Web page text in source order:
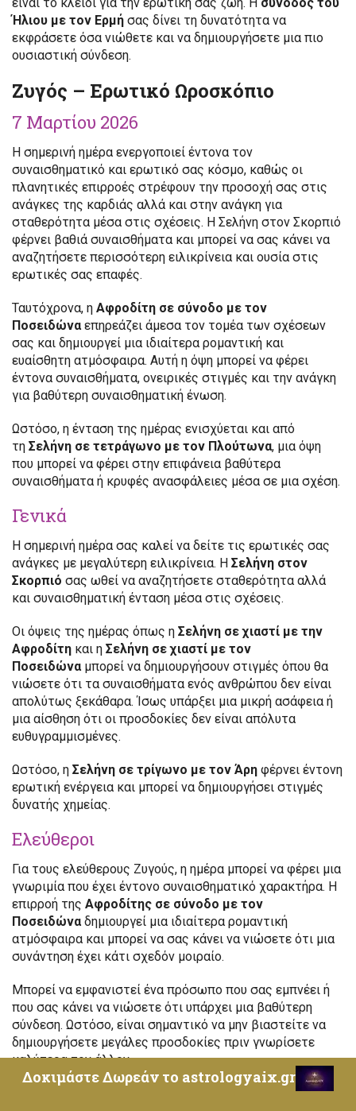
Ήλιου με τον Ερμή σας δίνει τη δυνατότητα να
εκφράσετε όσα νιώθετε και να δημιουργήσετε μια πιο
ουσιαστική σύνδεση.
Ζυγός – Ερωτικό Ωροσκόπιο
7 Μαρτίου 2026
Η σημερινή ημέρα ενεργοποιεί έντονα τον
συναισθηματικό και ερωτικό σας κόσμο, καθώς οι
πλανητικές επιρροές στρέφουν την προσοχή σας στις
ανάγκες της καρδιάς αλλά και στην ανάγκη για
σταθερότητα μέσα στις σχέσεις. Η Σελήνη στον Σκορπιό
φέρνει βαθιά συναισθήματα και μπορεί να σας κάνει να
αναζητήσετε περισσότερη ειλικρίνεια και ουσία στις
ερωτικές σας επαφές.
Ταυτόχρονα, η Αφροδίτη σε σύνοδο με τον
Ποσειδώναεπηρεάζει άμεσα τον τομέα των σχέσεων
σας και δημιουργεί μια ιδιαίτερα ρομαντική και
ευαίσθητη ατμόσφαιρα. Αυτή η όψη μπορεί να φέρει
έντονα συναισθήματα, ονειρικές στιγμές και την ανάγκη
για βαθύτερη συναισθηματική ένωση.
Ωστόσο, η ένταση της ημέρας ενισχύεται και από
τη Σελήνη σε τετράγωνο με τον Πλούτωνα, μια όψη
που μπορεί να φέρει στην επιφάνεια βαθύτερα
συναισθήματα ή κρυφές ανασφάλειες μέσα σε μια σχέση.
Γενικά
Η σημερινή ημέρα σας καλεί να δείτε τις ερωτικές σας
ανάγκες με μεγαλύτερη ειλικρίνεια. Η Σελήνη στον
Σκορπιό σας ωθεί να αναζητήσετε σταθερότητα αλλά
και συναισθηματική ένταση μέσα στις σχέσεις.
Οι όψεις της ημέρας όπως η Σελήνη σε χιαστί με την
Αφροδίτη και η Σελήνη σε χιαστί με τον
Ποσειδώναμπορεί να δημιουργήσουν στιγμές όπου θα
νιώσετε ότι τα συναισθήματα ενός ανθρώπου δεν είναι
απολύτως ξεκάθαρα. Ίσως υπάρξει μια μικρή ασάφεια ή
μια αίσθηση ότι οι προσδοκίες δεν είναι απόλυτα
ευθυγραμμισμένες.
Ωστόσο, η Σελήνη σε τρίγωνο με τον Άρη φέρνει έντονη
ερωτική ενέργεια και μπορεί να δημιουργήσει στιγμές
δυνατής χημείας.
Ελεύθεροι
Για τους ελεύθερους Ζυγούς, η ημέρα μπορεί να φέρει μια
γνωριμία που έχει έντονο συναισθηματικό χαρακτήρα. Η
επιρροή της Αφροδίτης σε σύνοδο με τον
Ποσειδώναδημιουργεί μια ιδιαίτερα ρομαντική
ατμόσφαιρα και μπορεί να σας κάνει να νιώσετε ότι μια
συνάντηση έχει κάτι σχεδόν μοιραίο.
Μπορεί να εμφανιστεί ένα πρόσωπο που σας εμπνέει ή
που σας κάνει να νιώσετε ότι υπάρχει μια βαθύτερη
σύνδεση. Ωστόσο, είναι σημαντικό να μην βιαστείτε να
δημιουργήσετε μεγάλες προσδοκίες πριν γνωρίσετε
καλύτερα τον άλλον.
Δοκιμάστε Δωρεάν το astrologyaix.gr